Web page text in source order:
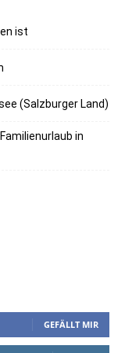
ist
(Salzburger Land)
in
GEFÄLLT MIR